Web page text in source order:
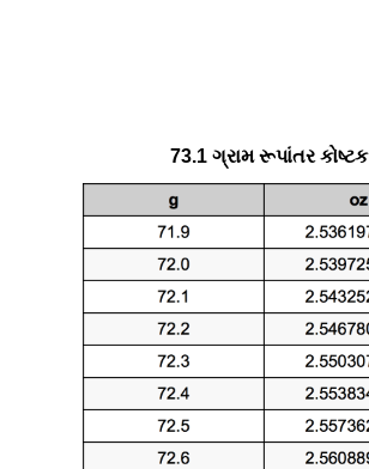
73.1 ગ્રામ રૂપાંતર કોષ્ટક